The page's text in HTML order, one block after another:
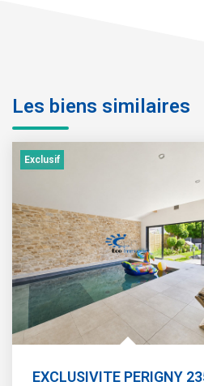
Les biens similaires
Exclusif